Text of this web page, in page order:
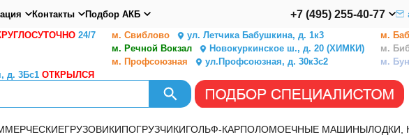
Контакты Подбор АКБ +7 (495) 255-40-77
24/7 м. Свиблово ул. Летчика Бабушкина, д. 1к3 м.
м. Речной Вокзал Новокуркинское ш., д. 20 (ХИМКИ) м.
м. Профсоюзная ул.Профсоюзная, д. 30к3с2 м.
д. 3Бс1 ОТКРЫЛСЯ
ГРУЗОВИКИПОГРУЗЧИКИГОЛЬФ-КАРПОЛОМОЕЧНЫЕ МАШИНЫЛОДКИ,